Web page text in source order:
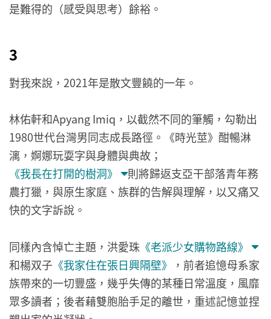
是難得的（感受與思考）餘裕。
3
對我來說，2021年是散文豐饒的一年。
林佑軒和Apyang Imiq，以截然不同的筆觸，勾勒出
1980世代台灣男同志成長路徑。《時光莖》酣暢淋
漓，婀娜玩耍字與身體與典故；
《我長在打開的樹洞》
則將歸返支亞干部落青年務
農打獵，與原生家庭、族群的告解與理解，以又痛又
快的文字訴說。
同樣內含悼亡主題，洪愛珠 《老派少女購物路線》
和楊双子 《我家住在張日興隔壁》
，前者追憶母系家
族帶來的一切豐盛，幾乎失傳的某種日常溫度，風靡
眾多讀者；後者藉雙胞胎手足的離世，重述記憶並捏